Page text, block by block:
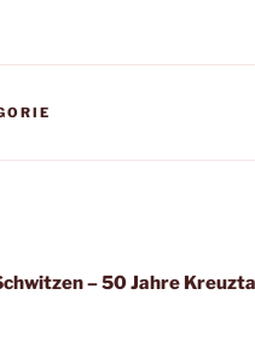
– 50 Jahre